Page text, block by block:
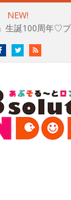
NEW!
FacebookTwitterRSS